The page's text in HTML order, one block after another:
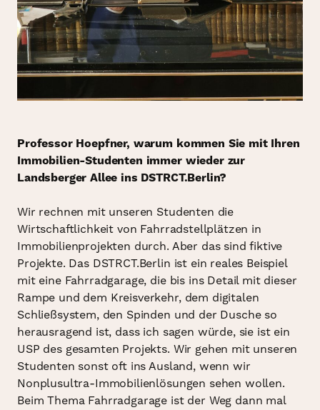
Professor Hoepfner, warum kommen Sie mit Ihren
Immobilien-Studenten immer wieder zur
Landsberger Allee ins DSTRCT.Berlin?
Wir rechnen mit unseren Studenten die
Wirtschaftlichkeit von Fahrradstellplätzen in
Immobilienprojekten durch. Aber das sind fiktive
Projekte. Das DSTRCT.Berlin ist ein reales Beispiel
mit eine Fahrradgarage, die bis ins Detail mit dieser
Rampe und dem Kreisverkehr, dem digitalen
Schließsystem, den Spinden und der Dusche so
herausragend ist, dass ich sagen würde, sie ist ein
USP des gesamten Projekts. Wir gehen mit unseren
Studenten sonst oft ins Ausland, wenn wir
Nonplusultra-Immobilienlösungen sehen wollen.
Beim Thema Fahrradgarage ist der Weg dann mal